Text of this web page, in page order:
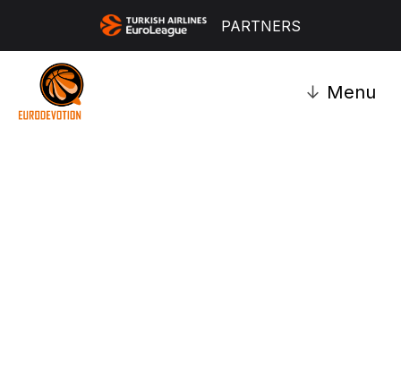
PARTNERS
↓ Menu